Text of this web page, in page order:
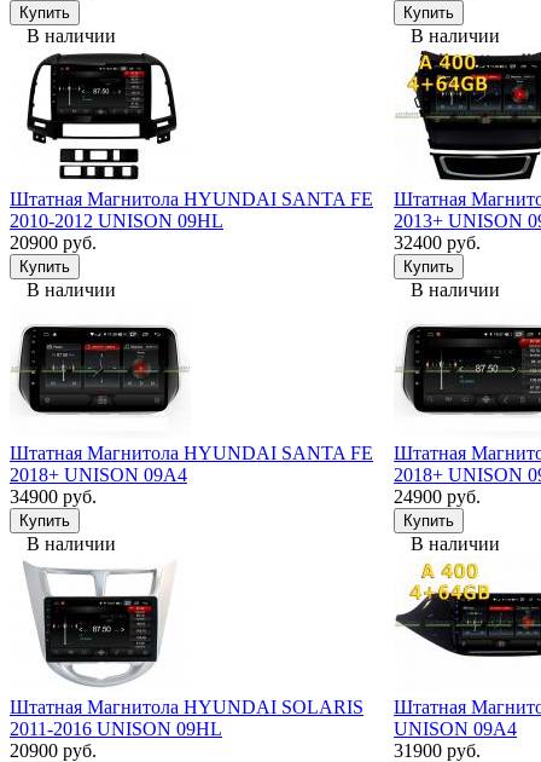
В наличии В наличии
Штатная Магнитола HYUNDAI SANTA FE
2010-2012 UNISON 09HL
20900 руб.
В наличии
Штатная
2013+ UNISON
32400 руб.
В наличии
Штатная Магнитола HYUNDAI SANTA FE
2018+ UNISON 09A4
34900 руб.
В наличии
Штатная
2018+ UNISON
24900 руб.
В наличии
Штатная Магнитола HYUNDAI SOLARIS
2011-2016 UNISON 09HL
20900 руб.
Штатная
UNISON 09A4
31900 руб.